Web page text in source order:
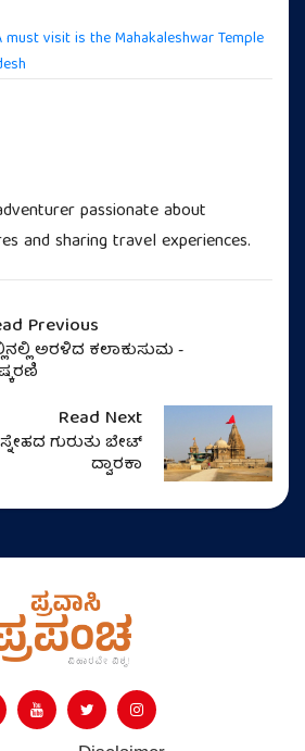
must visit is the Mahakaleshwar Temple
passionate about
and sharing travel experiences.
Previous
ಅರಳಿದ ಕಲಾಕುಸುಮ -
Read Next
ಗುರುತು ಬೇಟ್
ದ್ವಾರಕಾ